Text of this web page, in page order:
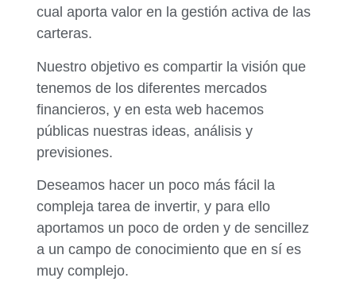
cual aporta valor en la gestión activa de las
carteras.
Nuestro objetivo es compartir la visión que
tenemos de los diferentes mercados
financieros, y en esta web hacemos
públicas nuestras ideas, análisis y
previsiones.
Deseamos hacer un poco más fácil la
compleja tarea de invertir, y para ello
aportamos un poco de orden y de sencillez
a un campo de conocimiento que en sí es
muy complejo.